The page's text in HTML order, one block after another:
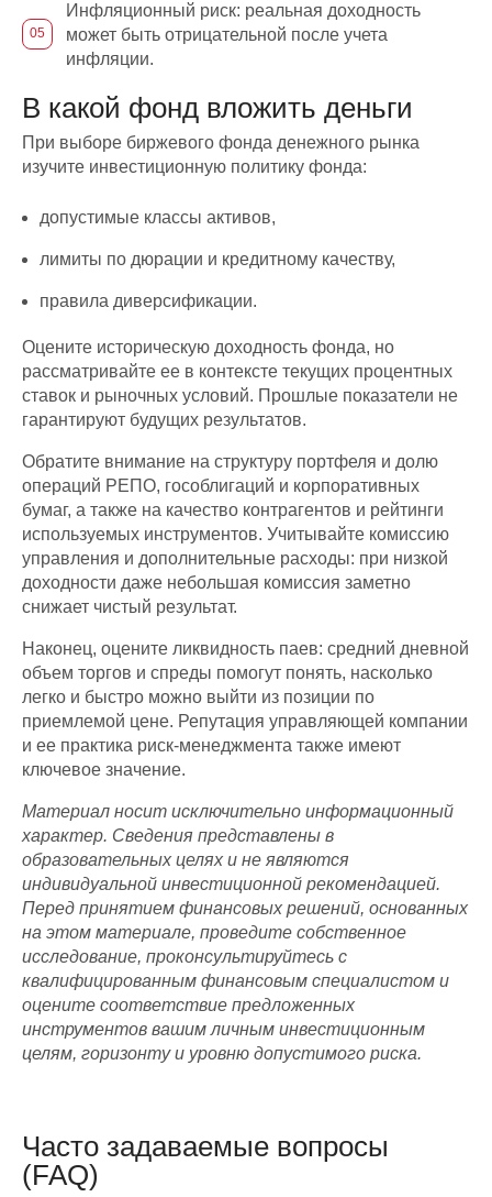
Инфляционный риск: реальная доходность
может быть отрицательной после учета
инфляции.
В какой фонд вложить деньги
При выборе биржевого фонда денежного рынка
изучите инвестиционную политику фонда:
допустимые классы активов,
лимиты по дюрации и кредитному качеству,
правила диверсификации.
Оцените историческую доходность фонда, но
рассматривайте ее в контексте текущих процентных
ставок и рыночных условий. Прошлые показатели не
гарантируют будущих результатов.
Обратите внимание на структуру портфеля и долю
операций РЕПО, гособлигаций и корпоративных
бумаг, а также на качество контрагентов и рейтинги
используемых инструментов. Учитывайте комиссию
управления и дополнительные расходы: при низкой
доходности даже небольшая комиссия заметно
снижает чистый результат.
Наконец, оцените ликвидность паев: средний дневной
объем торгов и спреды помогут понять, насколько
легко и быстро можно выйти из позиции по
приемлемой цене. Репутация управляющей компании
и ее практика риск-менеджмента также имеют
ключевое значение.
Материал носит исключительно информационный
характер. Сведения представлены в
образовательных целях и не являются
индивидуальной инвестиционной рекомендацией.
Перед принятием финансовых решений, основанных
на этом материале, проведите собственное
исследование, проконсультируйтесь с
квалифицированным финансовым специалистом и
оцените соответствие предложенных
инструментов вашим личным инвестиционным
целям, горизонту и уровню допустимого риска.
Часто задаваемые вопросы
(FAQ)